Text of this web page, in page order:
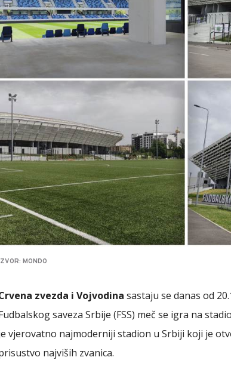
MONDO
zvezda i Vojvodina sastaju se danas od
saveza Srbije (FSS) meč se igra na
vjerovatno najmoderniji stadion u Srbiji koji je
najviših zvanica.